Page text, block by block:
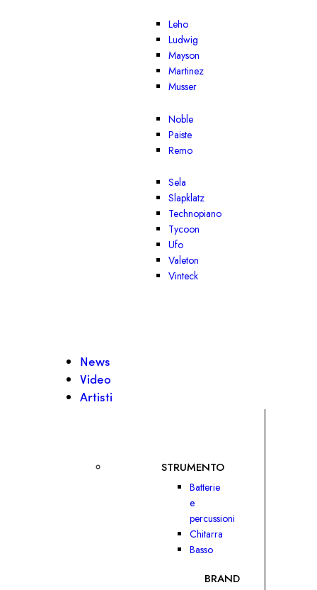
Leho
Ludwig
Mayson
Martinez
Musser
Noble
Paiste
Remo
Sela
Slapklatz
Technopiano
Tycoon
Ufo
Valeton
Vinteck
News
Video
Artisti
STRUMENTO
Batterie
e
percussioni
Chitarra
Basso
BRAND